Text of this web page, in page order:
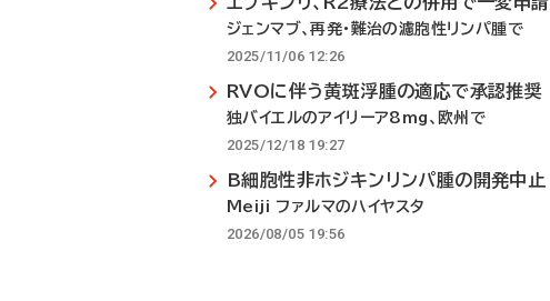
ジェンマブ、再発・難治の濾胞性リンパ腫で
2025/11/06 12:26
RVOに伴う黄斑浮腫の適応で承認推奨
独バイエルのアイリーア8mg、欧州で
2025/12/18 19:27
B細胞性非ホジキンリンパ腫の開発中止
Meiji ファルマのハイヤスタ
2026/08/05 19:56